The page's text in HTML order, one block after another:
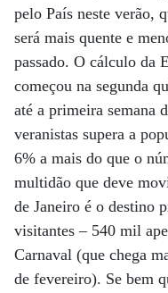
pelo País neste verão,
será mais quente e
passado. O cálculo da
começou na segunda
até a primeira semana
veranistas supera a
6% a mais do que o
multidão que deve
de Janeiro é o destino
visitantes – 540 mil
Carnaval (que chega
de fevereiro). Se bem